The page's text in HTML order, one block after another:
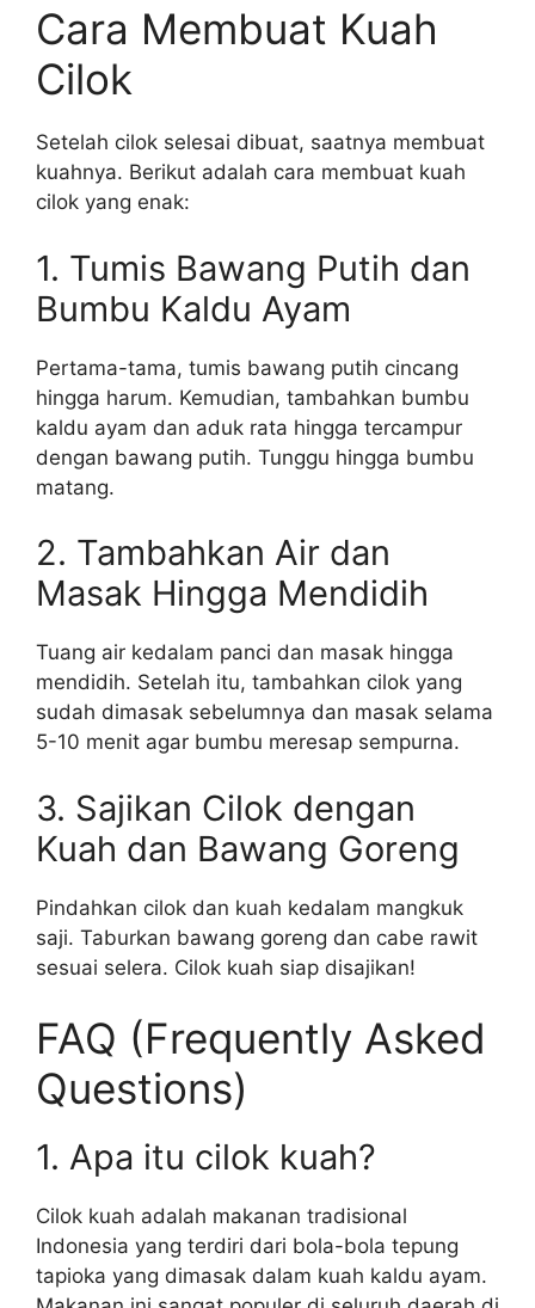
Cara Membuat Kuah
Cilok
Setelah cilok selesai dibuat, saatnya membuat
kuahnya. Berikut adalah cara membuat kuah
cilok yang enak:
1. Tumis Bawang Putih dan
Bumbu Kaldu Ayam
Pertama-tama, tumis bawang putih cincang
hingga harum. Kemudian, tambahkan bumbu
kaldu ayam dan aduk rata hingga tercampur
dengan bawang putih. Tunggu hingga bumbu
matang.
2. Tambahkan Air dan
Masak Hingga Mendidih
Tuang air kedalam panci dan masak hingga
mendidih. Setelah itu, tambahkan cilok yang
sudah dimasak sebelumnya dan masak selama
5-10 menit agar bumbu meresap sempurna.
3. Sajikan Cilok dengan
Kuah dan Bawang Goreng
Pindahkan cilok dan kuah kedalam mangkuk
saji. Taburkan bawang goreng dan cabe rawit
sesuai selera. Cilok kuah siap disajikan!
FAQ (Frequently Asked
Questions)
1. Apa itu cilok kuah?
Cilok kuah adalah makanan tradisional
Indonesia yang terdiri dari bola-bola tepung
tapioka yang dimasak dalam kuah kaldu ayam.